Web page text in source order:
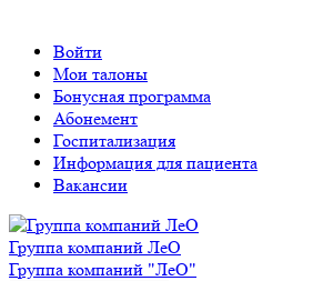
Войти
Мои талоны
Бонусная программа
Абонемент
Госпитализация
Информация для пациента
Вакансии
Группа компаний ЛеО
Группа компаний "ЛеО"